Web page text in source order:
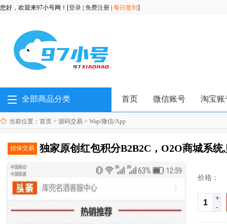
您好，欢迎来97小号网！[登录 免费注册 每日签到 ]
全部商品分类 首页 微信账号 淘宝账
当前位置： 首页 > 源码交易 > Wap/微信/App
担保交易 独家原创红包积分B2B2C，O2O商城系
价格：
+
-